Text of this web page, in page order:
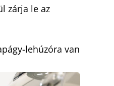
zárja le az
lehúzóra van